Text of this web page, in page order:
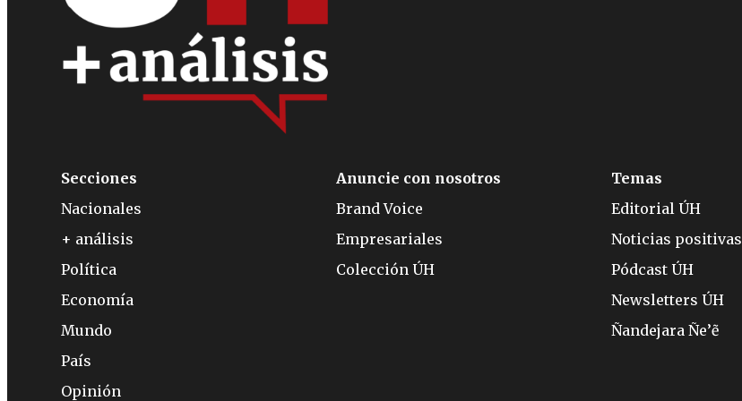
Secciones
Nacionales
+ análisis
Política
Economía
Mundo
País
Opinión
Anuncie con nosotros
Brand Voice
Empresariales
Colección ÚH
Temas
Editorial ÚH
Noticias positivas
Pódcast ÚH
Newsletters ÚH
Ñandejara Ñe’ẽ